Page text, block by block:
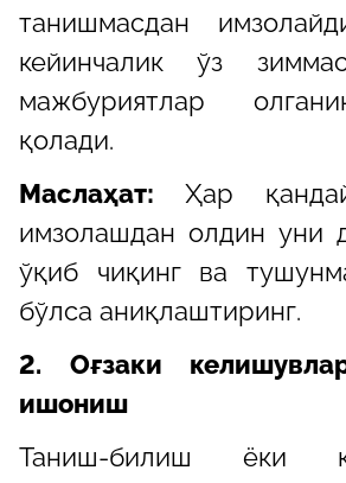
танишмасдан
кейинчалик ўз
мажбуриятлар
қолади.
Маслаҳат: Ҳар
имзолашдан олдин уни
ўқиб чиқинг ва
бўлса аниқлаштиринг.
2. Оғзаки
ишониш
Таниш-билиш ёки